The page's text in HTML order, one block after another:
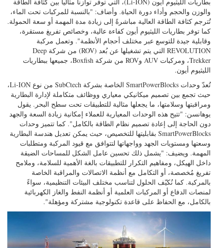
والوزن والحجم وأداء دورة الحياة. وأضاف: "بالنسبة للمركبات تحت الماء،
تُترجم كثافة الطاقة العالية مباشرةً إلى زيادة مدة المهمة أو سعة الحمولة.
كما توفر بطاريات الليثيوم أيون كفاءة عالية، وخصائص تفريغ مستقرة،
وقابلية جيدة للتوسع عبر مختلف أحجام الأنظمة". وتعمل مركبة
REVOLUTION التي يتم تشغيلها عن بُعد (ROV) من شركة Deep
Trekker، ومركبات AUV وROV من شركة Boxfish، جميعها ببطاريات
الليثيوم أيون.
تُعدّ وحدات SmartPowerBlocks الخاصة بشركة SubCtech من نوع Li-ION،
حيث تجمع بين تصميم ميكانيكي معياري ووظائف متكاملة لإدارة البطارية
ومراقبتها وسلامتها، ما يجعلها مثالية للتطبيقات تحت سطح البحر. يقول
يوهانسن: "تتيح هذه الوحدات المعيارية للعملاء إمكانية زيادة السعة والجهد
دون الحاجة إلى إعادة تصميم نظام الطاقة بالكامل". كما تتميز وحدات
SmartPowerBlocks بقابليتها للتخصيص، حيث يمكن تعديل هندسة البطارية
وسعتها ومستويات الجهد وواجهاتها لتتوافق مع قيود المركبة ومتطلبات
المهمة. ويضيف: "يشمل ذلك تحسين عامل الشكل للمساحات الضيقة
داخل الهيكل، ومفاهيم التكرار للتطبيقات بالغة الأهمية للسلامة، وملامح
تفريغ مُخصصة، أو التكامل مع أنظمة الاتصالات والمراقبة الخاصة
بالمركبة. كما نُكيّف الحلول لتناسب مختلف البيئات التنظيمية، سواءً
لمنصات الدفاع أو المركبات العلمية أو أنظمة النفط والغاز الكهربائية
بالكامل، مع الحفاظ على قاعدة تكنولوجية مشتركة ومؤهلة".